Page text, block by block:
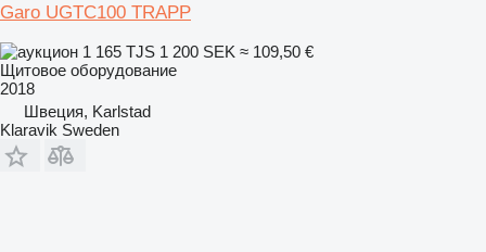
Garo UGTC100 TRAPP
1 165 TJS 1 200 SEK ≈ 109,50 €
Щитовое оборудование
2018
Швеция, Karlstad
Klaravik Sweden